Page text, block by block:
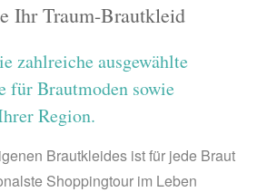
Ihr Traum-Brautkleid
zahlreiche ausgewählte
für Brautmoden sowie
Region.
Brautkleides ist für jede Braut
Shoppingtour im Leben